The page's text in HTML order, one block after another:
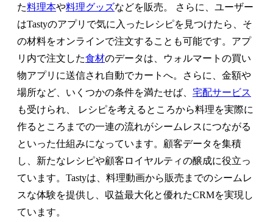
た料理本や料理グッズなどを販売。 さらに、ユーザー
はTastyのアプリで気に入ったレシピを見つけたら、そ
の材料をオンラインで注文することも可能です。アプ
リ内で注文した食材のデータは、ウォルマートの買い
物アプリに送信され自動でカートへ。さらに、金額や
場所など、いくつかの条件を満たせば、 宅配サービス
も受けられ、 レシピを考えるところから料理を実際に
作るところまでの一連の流れがシームレスにつながる
といった仕組みになっています。顧客データを集積
し、新たなレシピや顧客ロイヤルティの醸成に役立っ
ています。Tastyは、料理動画から販売までのシームレ
スな体験を提供し、収益最大化と優れたCRMを実現し
ています。